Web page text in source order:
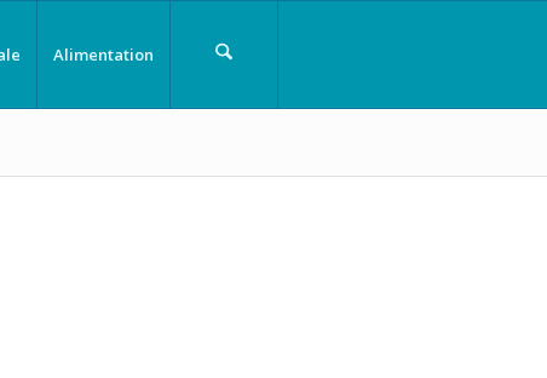
Alimentation